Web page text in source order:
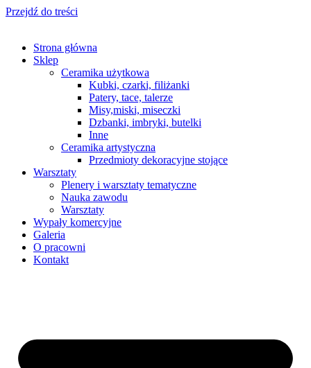
Przejdź do treści
Strona główna
Sklep
Ceramika użytkowa
Kubki, czarki, filiżanki
Patery, tace, talerze
Misy,miski, miseczki
Dzbanki, imbryki, butelki
Inne
Ceramika artystyczna
Przedmioty dekoracyjne stojące
Warsztaty
Plenery i warsztaty tematyczne
Nauka zawodu
Warsztaty
Wypały komercyjne
Galeria
O pracowni
Kontakt